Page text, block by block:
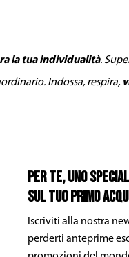
Per te, uno
sul tuo primo
Iscriviti alla nostra
perderti anteprime
la tua individualità.
Indossa, respira,